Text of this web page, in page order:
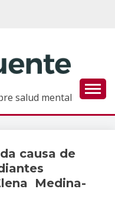
salud mental
causa de
Medina-